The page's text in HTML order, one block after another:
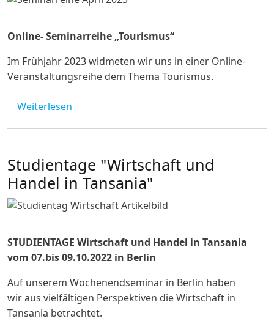
Online- Seminarreihe „Tourismus“
Im Frühjahr 2023 widmeten wir uns in einer Online-
Veranstaltungsreihe dem Thema Tourismus.
Weiterlesen
Studientage "Wirtschaft und
Handel in Tansania"
STUDIENTAGE Wirtschaft und Handel in Tansania
vom 07.bis 09.10.2022 in Berlin
Auf unserem Wochenendseminar in Berlin haben
wir aus vielfältigen Perspektiven die Wirtschaft in
Tansania betrachtet.